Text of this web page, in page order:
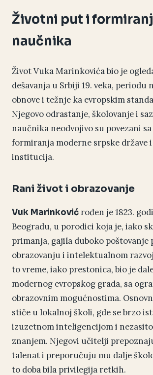
Životni put i
naučnika
Život Vuka Marinkovića bio je
dešavanja u Srbiji 19. veka, periodu
obnove i težnje ka evropskim
Njegovo odrastanje, školovanje i
naučnika neodvojivo su povezani
formiranja moderne srpske države
institucija.
Rani život i obrazovanje
Vuk Marinković rođen je 1823.
Beogradu, u porodici koja je, iako
primanja, gajila duboko poštovanje
obrazovanju i intelektualnom
to vreme, iako prestonica, bio je
modernog evropskog grada, sa
obrazovnim mogućnostima.
stiče u lokalnoj školi, gde se brzo
izuzetnom inteligencijom i
znanjem. Njegovi učitelji
talenat i preporučuju mu dalje
to doba bila privilegija retkih.